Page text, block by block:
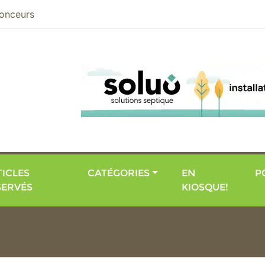
CATÉGORIES
EN
KIOSQUE!